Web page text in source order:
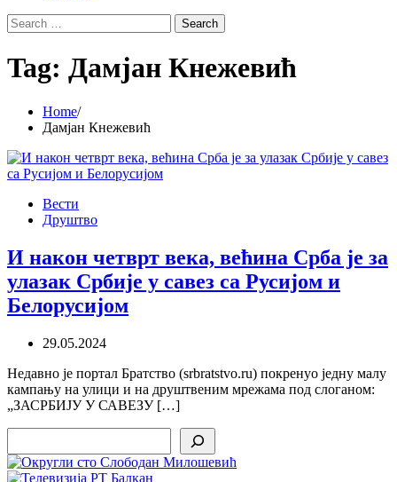
Search
for:
Tag: Дамјан Кнежевић
Home
Дамјан Кнежевић
Вести
Друштво
И након четврт века, већина Срба је за
улазак Србије у савез са Русијом и
Белорусијом
29.05.2024
Недавно је портал Братство (srbratstvo.ru) покренуо једну малу
кампању на улици и на друштвеним мрежама под слоганом:
„ЗАСРБИЈУ У САВЕЗУ […]